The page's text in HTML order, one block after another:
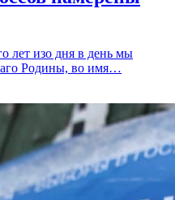
лет изо дня в день мы
Родины, во имя…